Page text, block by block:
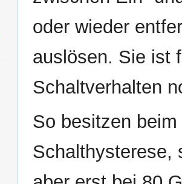
oder wieder
auslösen. Sie ist
Schaltverhalten
So besitzen
Schalthysterese,